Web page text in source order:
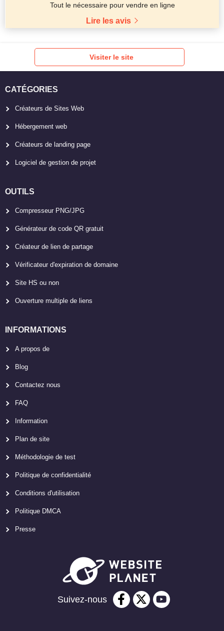
Tout le nécessaire pour vendre en ligne
Lire les avis
Visiter le site
CATÉGORIES
Créateurs de Sites Web
Hébergement web
Créateurs de landing page
Logiciel de gestion de projet
OUTILS
Compresseur PNG/JPG
Générateur de code QR gratuit
Créateur de lien de partage
Vérificateur d'expiration de domaine
Site HS ou non
Ouverture multiple de liens
INFORMATIONS
A propos de
Blog
Contactez nous
FAQ
Information
Plan de site
Méthodologie de test
Politique de confidentialité
Conditions d'utilisation
Politique DMCA
Presse
Suivez-nous